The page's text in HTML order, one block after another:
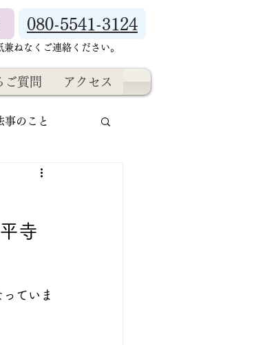
080-5541-3124
ねなくご連絡ください。
ご質問 アクセス
事のこと
寺
ていま